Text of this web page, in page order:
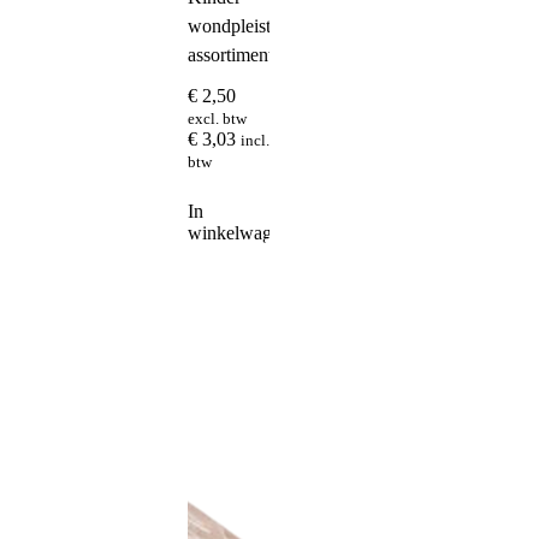
wondpleister
assortiment
€ 2,50
excl. btw
€ 3,03 incl.
btw
In
winkelwagen